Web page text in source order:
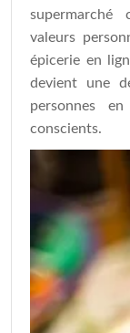
valeurs
épicerie en
devient une
personnes
conscients.